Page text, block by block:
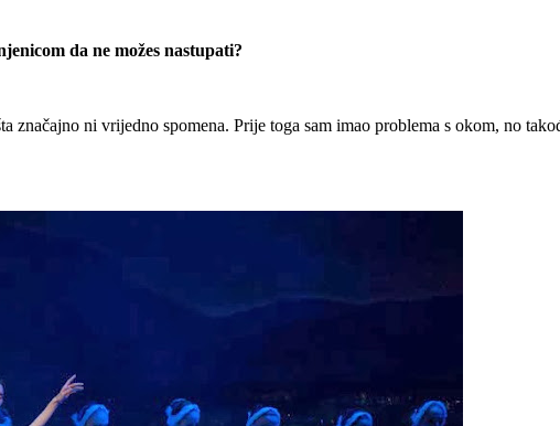
da ne možes nastupati?
ni vrijedno spomena. Prije toga sam imao problema s okom, no